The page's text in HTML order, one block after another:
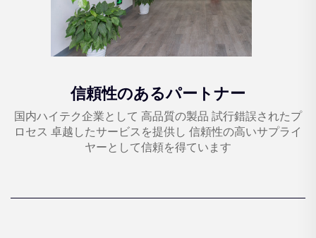
信頼性のあるパートナー
国内ハイテク企業として 高品質の製品 試行錯誤されたプ
ロセス 卓越したサービスを提供し 信頼性の高いサプライ
ヤーとして信頼を得ています